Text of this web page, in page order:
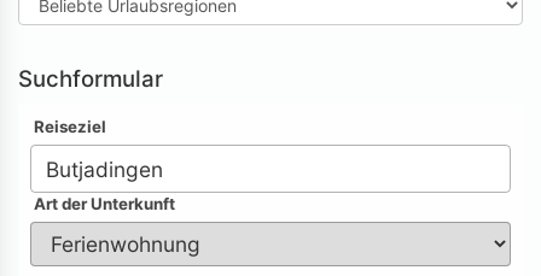
Suchformular
Reiseziel
Art der Unterkunft